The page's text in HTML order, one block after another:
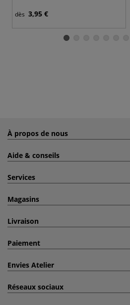
dès 3,95 €
À propos de nous
Aide & conseils
Services
Magasins
Livraison
Paiement
Envies Atelier
Réseaux sociaux